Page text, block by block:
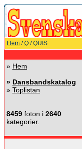
Hem /Q / QUIS
» Hem
» Dansbandskatalog
» Toplistan
8459 foton i 2640
kategorier.